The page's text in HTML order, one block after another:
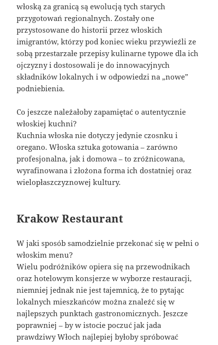
włoską za granicą są ewolucją tych starych
przygotowań regionalnych. Zostały one
przystosowane do historii przez włoskich
imigrantów, którzy pod koniec wieku przywieźli ze
sobą przestarzałe przepisy kulinarne typowe dla ich
ojczyzny i dostosowali je do innowacyjnych
składników lokalnych i w odpowiedzi na „nowe”
podniebienia.
Co jeszcze należałoby zapamiętać o autentycznie
włoskiej kuchni?
Kuchnia włoska nie dotyczy jedynie czosnku i
oregano. Włoska sztuka gotowania – zarówno
profesjonalna, jak i domowa – to zróżnicowana,
wyrafinowana i złożona forma ich dostatniej oraz
wielopłaszczyznowej kultury.
Krakow Restaurant
W jaki sposób samodzielnie przekonać się w pełni o
włoskim menu?
Wielu podróżników opiera się na przewodnikach
oraz hotelowym konsjerze w wyborze restauracji,
niemniej jednak nie jest tajemnicą, że to pytając
lokalnych mieszkańców można znaleźć się w
najlepszych punktach gastronomicznych. Jeszcze
poprawniej – by w istocie poczuć jak jada
prawdziwy Włoch najlepiej byłoby spróbować